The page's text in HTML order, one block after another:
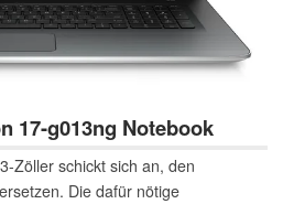
17-g013ng Notebook
Zöller schickt sich an, den
Die dafür nötige